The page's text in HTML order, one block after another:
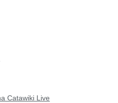
Catawiki Live